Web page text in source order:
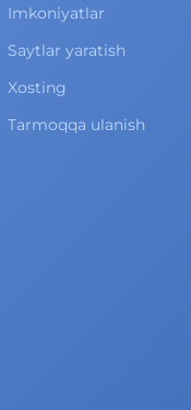
Imkoniyatlar
Saytlar yaratish
Xosting
Tarmoqqa ulanish